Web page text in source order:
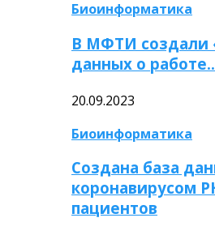
Биоинформатика
В МФТИ создали
данных о
20.09.2023
Биоинформатика
Создана база
коронавирусом
пациентов